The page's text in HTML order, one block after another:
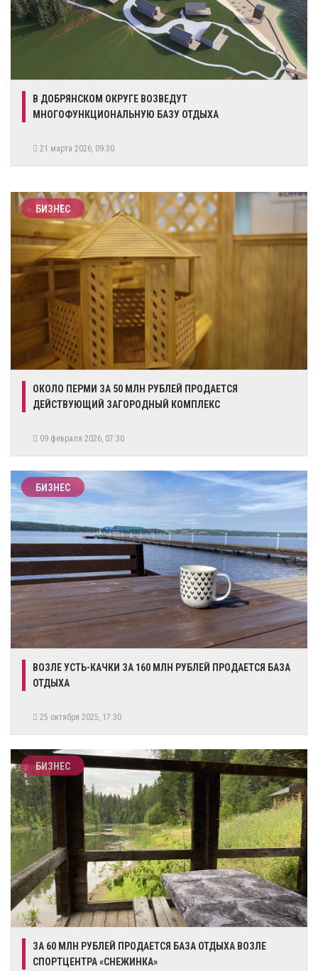
​В ДОБРЯНСКОМ ОКРУГЕ ВОЗВЕДУТ
МНОГОФУНКЦИОНАЛЬНУЮ БАЗУ ОТДЫХА
21 марта 2026, 09:30
БИЗНЕС
ОКОЛО ПЕРМИ ЗА 50 МЛН РУБЛЕЙ ПРОДАЕТСЯ
ДЕЙСТВУЮЩИЙ ЗАГОРОДНЫЙ КОМПЛЕКС
09 февраля 2026, 07:30
БИЗНЕС
​ВОЗЛЕ УСТЬ-КАЧКИ ЗА 160 МЛН РУБЛЕЙ ПРОДАЕТСЯ БАЗА
ОТДЫХА
25 октября 2025, 17:30
БИЗНЕС
ЗА 60 МЛН РУБЛЕЙ ПРОДАЕТСЯ БАЗА ОТДЫХА ВОЗЛЕ
СПОРТЦЕНТРА «СНЕЖИНКА»